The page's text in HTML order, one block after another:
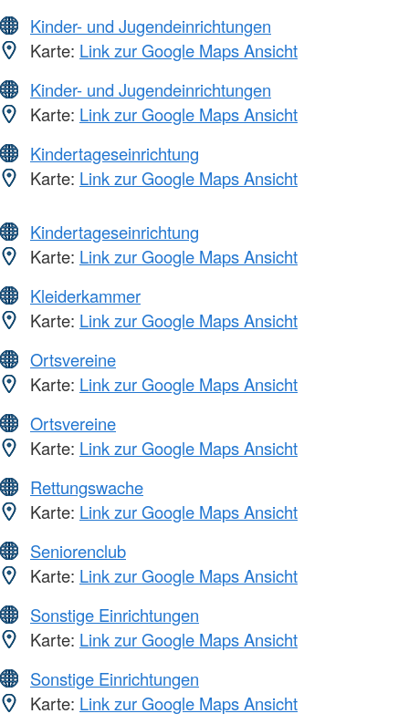
Kinder- und Jugendeinrichtungen
Karte: Link zur Google Maps Ansicht
Kinder- und Jugendeinrichtungen
Karte: Link zur Google Maps Ansicht
Kindertageseinrichtung
Karte: Link zur Google Maps Ansicht
Kindertageseinrichtung
Karte: Link zur Google Maps Ansicht
Kleiderkammer
Karte: Link zur Google Maps Ansicht
Ortsvereine
Karte: Link zur Google Maps Ansicht
Ortsvereine
Karte: Link zur Google Maps Ansicht
Rettungswache
Karte: Link zur Google Maps Ansicht
Seniorenclub
Karte: Link zur Google Maps Ansicht
Sonstige Einrichtungen
Karte: Link zur Google Maps Ansicht
Sonstige Einrichtungen
Karte: Link zur Google Maps Ansicht